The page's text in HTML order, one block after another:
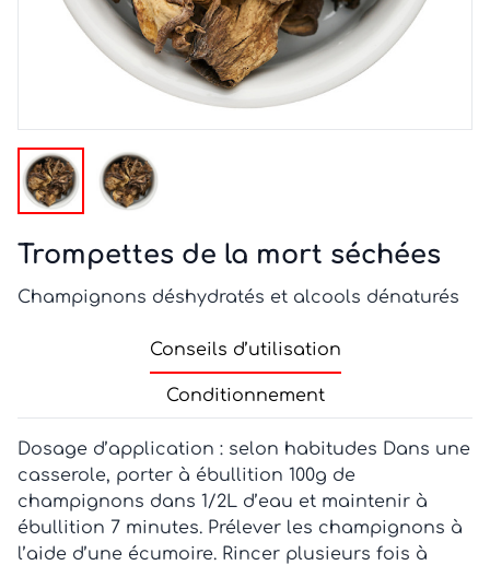
Trompettes de la mort séchées
Champignons déshydratés et alcools dénaturés
Conseils d’utilisation
Conditionnement
Dosage d’application : selon habitudes Dans une
casserole, porter à ébullition 100g de
champignons dans 1/2L d’eau et maintenir à
ébullition 7 minutes. Prélever les champignons à
l’aide d’une écumoire. Rincer plusieurs fois à